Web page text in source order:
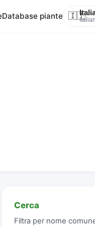
Database piante 🇮🇹Italian
Cerca
Filtra per nome